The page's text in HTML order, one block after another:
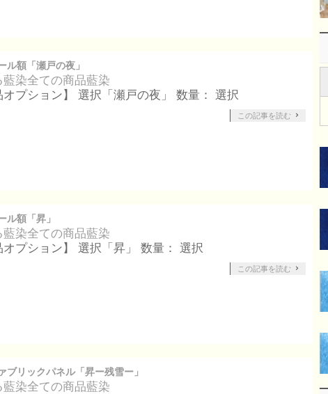
ル額「瀬戸の夜」
藍染全ての商品藍染
オプション】 選択「瀬戸の夜」 数量： 選択
この記事を読む
ル額「昇」
藍染全ての商品藍染
オプション】 選択「昇」 数量： 選択
この記事を読む
ブリックパネル「昇ー残雪ー」
藍染全ての商品藍染